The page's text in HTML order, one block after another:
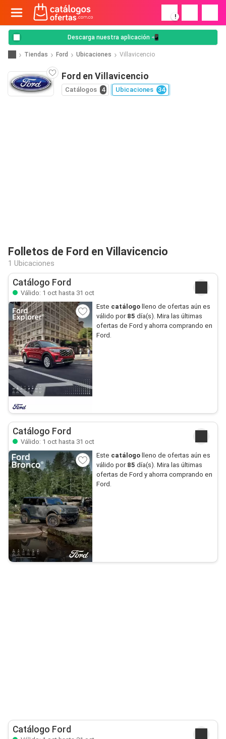
!
Descarga nuestra aplicación 📲
Tiendas Ford Ubicaciones Villavicencio
Ford en Villavicencio
Catálogos 4 Ubicaciones 34
Folletos de Ford en Villavicencio
1 Ubicaciones
Catálogo Ford
Válido: 1 oct hasta 31 oct
Este catálogolleno de ofertas aún es
válido por 85 día(s). Mira las últimas
ofertas de Ford y ahorra comprando en
Ford.
Catálogo Ford
Válido: 1 oct hasta 31 oct
Este catálogolleno de ofertas aún es
válido por 85 día(s). Mira las últimas
ofertas de Ford y ahorra comprando en
Ford.
Catálogo Ford